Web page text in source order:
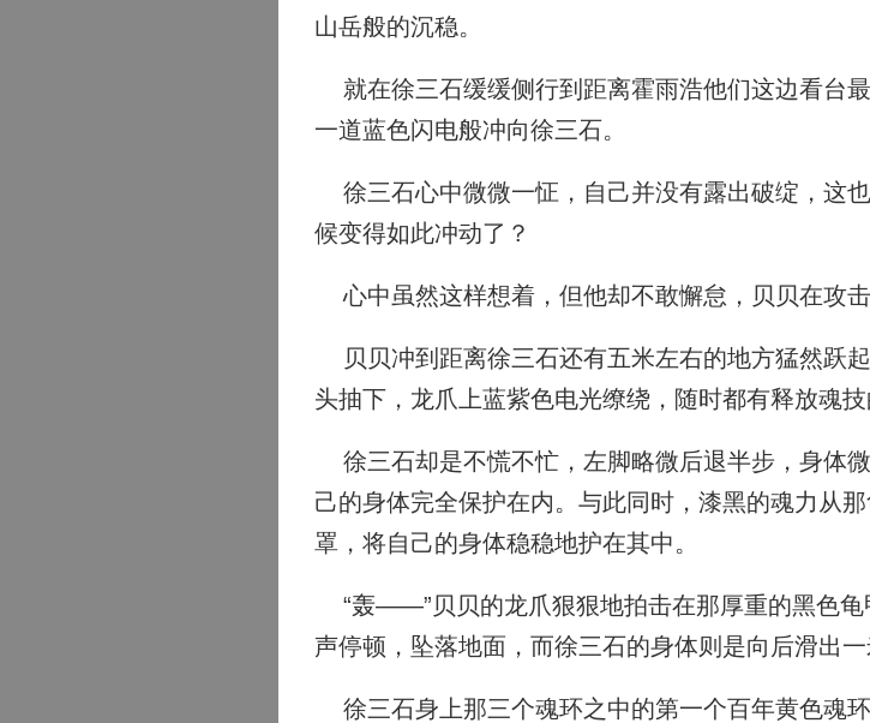
山岳般的沉稳。
就在徐三石缓缓侧行到距离霍雨浩他们这边看台
一道蓝色闪电般冲向徐三石。
徐三石心中微微一怔，自己并没有露出破绽，这
候变得如此冲动了？
心中虽然这样想着，但他却不敢懈怠，贝贝在攻
贝贝冲到距离徐三石还有五米左右的地方猛然跃
头抽下，龙爪上蓝紫色电光缭绕，随时都有释放魂技
徐三石却是不慌不忙，左脚略微后退半步，身体
己的身体完全保护在内。与此同时，漆黑的魂力从
罩，将自己的身体稳稳地护在其中。
“轰——”贝贝的龙爪狠狠地拍击在那厚重的黑色龟
声停顿，坠落地面，而徐三石的身体则是向后滑出一
徐三石身上那三个魂环之中的第一个百年黄色魂